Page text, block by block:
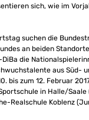
sich, wie im
suchen die
an beiden
die
aus Süd-
bis zum 12. Februar
in Halle/Saale
Realschule Koblenz